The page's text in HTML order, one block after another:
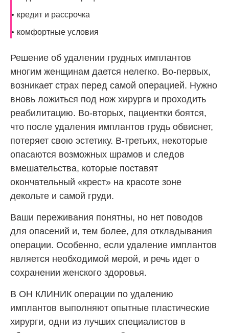
кредит и рассрочка
комфортные условия
Решение об удалении грудных имплантов
многим женщинам дается нелегко. Во-первых,
возникает страх перед самой операцией. Нужно
вновь ложиться под нож хирурга и проходить
реабилитацию. Во-вторых, пациентки боятся,
что после удаления имплантов грудь обвиснет,
потеряет свою эстетику. В-третьих, некоторые
опасаются возможных шрамов и следов
вмешательства, которые поставят
окончательный «крест» на красоте зоне
декольте и самой груди.
Ваши переживания понятны, но нет поводов
для опасений и, тем более, для откладывания
операции. Особенно, если удаление имплантов
является необходимой мерой, и речь идет о
сохранении женского здоровья.
В ОН КЛИНИК операции по удалению
имплантов выполняют опытные пластические
хирурги, одни из лучших специалистов в